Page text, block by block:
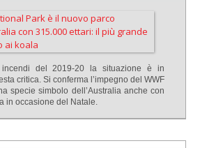
del 2019-20 la situazione è in
critica. Si conferma l’impegno del WWF
specie simbolo dell’Australia anche con
in occasione del Natale.